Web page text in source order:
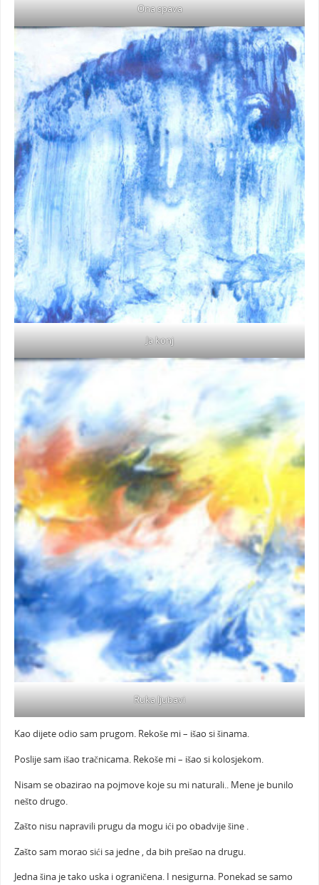
Ona spava
Ja konj
Ruka ljubavi
Kao dijete odio sam prugom. Rekoše mi – išao si šinama.
Poslije sam išao tračnicama. Rekoše mi – išao si kolosjekom.
Nisam se obazirao na pojmove koje su mi naturali.. Mene je bunilo
nešto drugo.
Zašto nisu napravili prugu da mogu ići po obadvije šine .
Zašto sam morao sići sa jedne , da bih prešao na drugu.
Jedna šina je tako uska i ograničena. I nesigurna. Ponekad se samo